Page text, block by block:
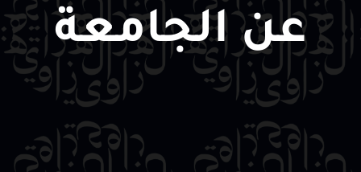
عن الجامعة